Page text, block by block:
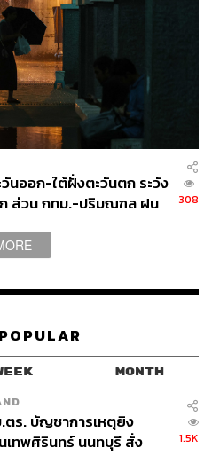
นออก-ใต้ฝั่งตะวันตก ระวัง
ส่วน กทม.-ปริมณฑล ฝน
308
MONTH
ตร. บัญชาการเหตุยิง
เทพศิรินทร์ นนทบุรี สั่ง
1.5K